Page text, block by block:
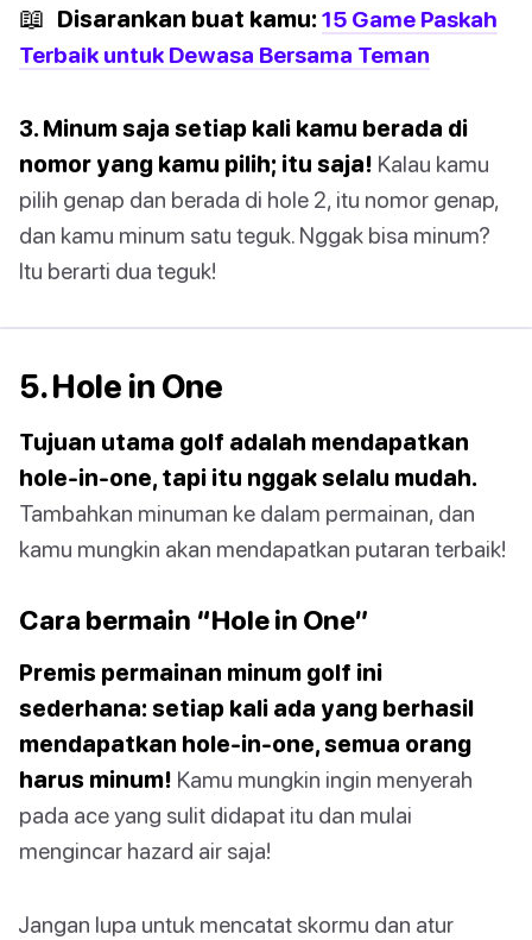
📖 Disarankan buat kamu: 15 Game Paskah
Terbaik untuk Dewasa Bersama Teman
3. Minum saja setiap kali kamu berada di
nomor yang kamu pilih; itu saja! Kalau kamu
pilih genap dan berada di hole 2, itu nomor genap,
dan kamu minum satu teguk. Nggak bisa minum?
Itu berarti dua teguk!
5. Hole in One
Tujuan utama golf adalah mendapatkan
hole-in-one, tapi itu nggak selalu mudah.
Tambahkan minuman ke dalam permainan, dan
kamu mungkin akan mendapatkan putaran terbaik!
Cara bermain “Hole in One”
Premis permainan minum golf ini
sederhana: setiap kali ada yang berhasil
mendapatkan hole-in-one, semua orang
harus minum! Kamu mungkin ingin menyerah
pada ace yang sulit didapat itu dan mulai
mengincar hazard air saja!
Jangan lupa untuk mencatat skormu dan atur